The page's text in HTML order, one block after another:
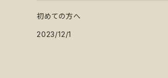
初めての方へ
2023/12/1